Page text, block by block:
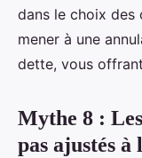
dans le choix des
mener à une
dette, vous
Mythe 8 :
pas ajustés à